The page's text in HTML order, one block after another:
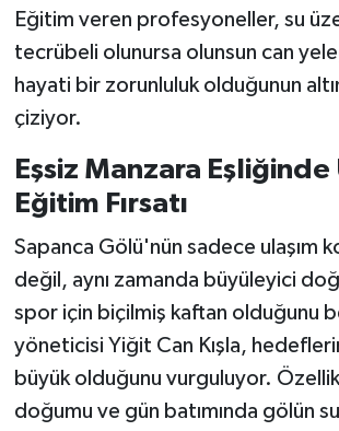
Eğitim veren profesyoneller, su
tecrübeli olunursa olunsun can
hayati bir zorunluluk olduğunun
çiziyor.
Eşsiz Manzara
Eğitim Fırsatı
Sapanca Gölü'nün sadece ulaşım
değil, aynı zamanda büyüleyici
spor için biçilmiş kaftan olduğunu
yöneticisi Yiğit Can Kışla,
büyük olduğunu vurguluyor.
doğumu ve gün batımında gölün